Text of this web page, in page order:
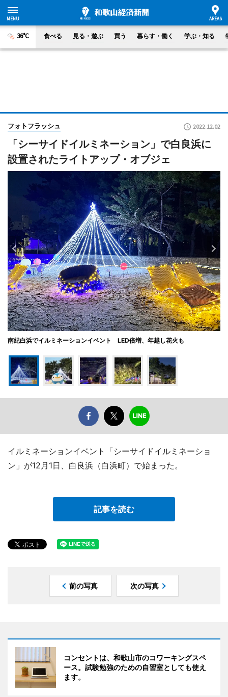
36°C 食べる 見る・遊ぶ 買う 暮らす・働く 学ぶ・知る
フォトフラッシュ 2022.12.02
「シーサイドイルミネーション」で白良浜に
設置されたライトアップ・オブジェ
南紀白浜でイルミネーションイベント LED倍増、年越し花火も
イルミネーションイベント「シーサイドイルミネーショ
ン」が12月1日、白良浜（白浜町）で始まった。
記事を読む
前の写真 次の写真
コンセントは、和歌山市のコワーキングスペ
ース。試験勉強のための自習室としても使え
ます。